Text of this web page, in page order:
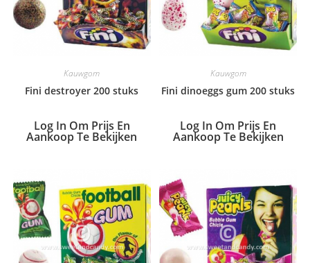
Kauwgom
Fini destroyer 200 stuks
Log In Om Prijs En
Aankoop Te Bekijken
Kauwgom
Fini dinoeggs gum 200 stuks
Log In Om Prijs En
Aankoop Te Bekijken